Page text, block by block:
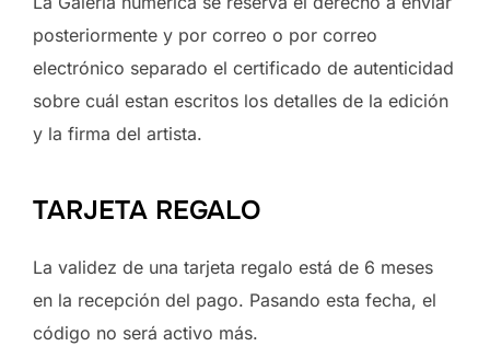
posteriormente y por correo o por correo
electrónico separado el certificado de autenticidad
sobre cuál estan escritos los detalles de la edición
y la firma del artista.
TARJETA REGALO
La validez de una tarjeta regalo está de 6 meses
en la recepción del pago. Pasando esta fecha, el
código no será activo más.